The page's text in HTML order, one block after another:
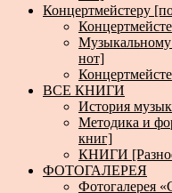
Концертмейстеру
нот]
ВСЕ КНИГИ
История
Методика и
книг]
КНИГИ
ФОТОГАЛЕРЕЯ
Фотогалерея